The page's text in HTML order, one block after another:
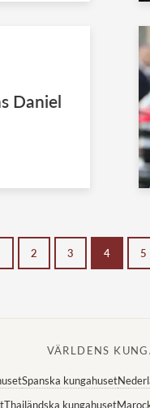
Daniel
2 3 4 5
VÄRLDENS
Spanska kungahuset
Thailändska kungahuset